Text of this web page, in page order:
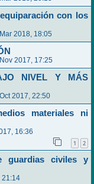
con los
2018, 18:05
2017, 17:25
NIVEL Y MÁS
2017, 22:50
materiales ni
16:36
1 2
guardias civiles y
21:14